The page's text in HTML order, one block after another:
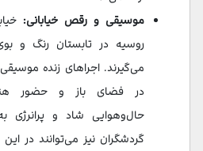
موسیقی و رقص خیابانی:
روسیه در تابستان رنگ و
می‌گیرند. اجراهای زنده
در فضای باز و حضور
حال‌وهوایی شاد و پرانرژی
گردشگران نیز می‌توانند در